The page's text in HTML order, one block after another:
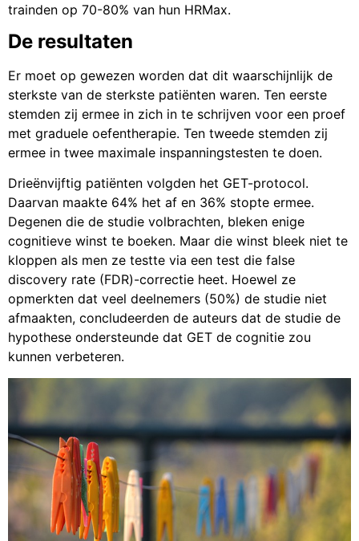
trainden op 70-80% van hun HRMax.
De resultaten
Er moet op gewezen worden dat dit waarschijnlijk de
sterkste van de sterkste patiënten waren. Ten eerste
stemden zij ermee in zich in te schrijven voor een proef
met graduele oefentherapie. Ten tweede stemden zij
ermee in twee maximale inspanningstesten te doen.
Drieënvijftig patiënten volgden het GET-protocol.
Daarvan maakte 64% het af en 36% stopte ermee.
Degenen die de studie volbrachten, bleken enige
cognitieve winst te boeken. Maar die winst bleek niet te
kloppen als men ze testte via een test die false
discovery rate (FDR)-correctie heet. Hoewel ze
opmerkten dat veel deelnemers (50%) de studie niet
afmaakten, concludeerden de auteurs dat de studie de
hypothese ondersteunde dat GET de cognitie zou
kunnen verbeteren.